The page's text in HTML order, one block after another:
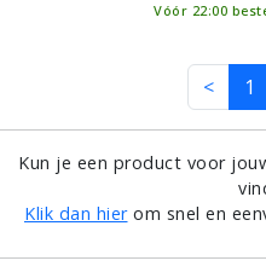
Vóór 22:00
< 1
Kun je een product voor
Klik dan hierom snel en